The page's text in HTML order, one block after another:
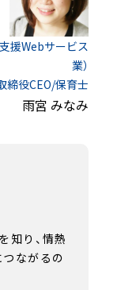
援Webサービス
業）
締役CEO/保育士
雨宮 みなみ
知り、情熱
ながるの